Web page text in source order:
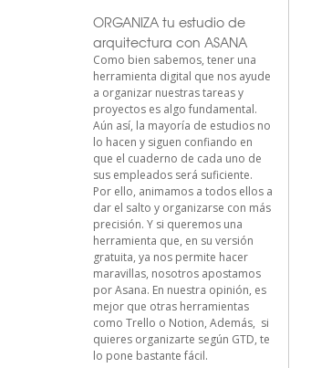
ORGANIZA tu estudio de
arquitectura con ASANA
Como bien sabemos, tener una
herramienta digital que nos ayude
a organizar nuestras tareas y
proyectos es algo fundamental.
Aún así, la mayoría de estudios no
lo hacen y siguen confiando en
que el cuaderno de cada uno de
sus empleados será suficiente.
Por ello, animamos a todos ellos a
dar el salto y organizarse con más
precisión. Y si queremos una
herramienta que, en su versión
gratuita, ya nos permite hacer
maravillas, nosotros apostamos
por Asana. En nuestra opinión, es
mejor que otras herramientas
como Trello o Notion, Además, si
quieres organizarte según GTD, te
lo pone bastante fácil.